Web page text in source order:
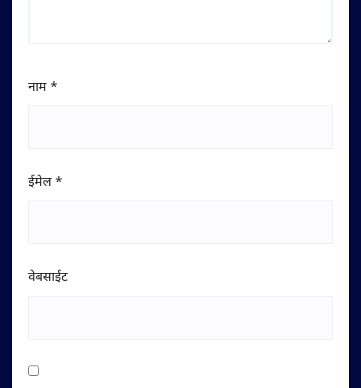
नाम *
ईमेल *
वेबसाईट